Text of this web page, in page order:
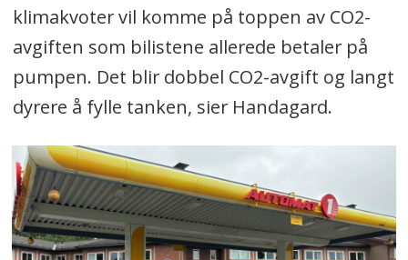
klimakvoter vil komme på toppen av CO2-
avgiften som bilistene allerede betaler på
pumpen. Det blir dobbel CO2-avgift og langt
dyrere å fylle tanken, sier Handagard.